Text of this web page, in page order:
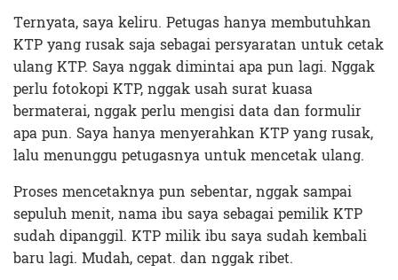
Ternyata, saya keliru. Petugas hanya membutuhkan
KTP yang rusak saja sebagai persyaratan untuk cetak
ulang KTP. Saya nggak dimintai apa pun lagi. Nggak
perlu fotokopi KTP, nggak usah surat kuasa
bermaterai, nggak perlu mengisi data dan formulir
apa pun. Saya hanya menyerahkan KTP yang rusak,
lalu menunggu petugasnya untuk mencetak ulang.
Proses mencetaknya pun sebentar, nggak sampai
sepuluh menit, nama ibu saya sebagai pemilik KTP
sudah dipanggil. KTP milik ibu saya sudah kembali
baru lagi. Mudah, cepat. dan nggak ribet.